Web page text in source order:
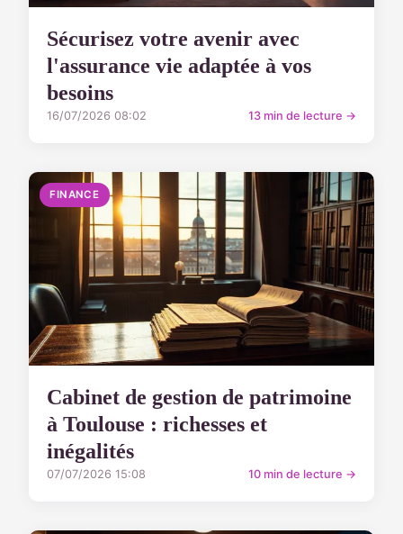
Sécurisez votre avenir avec
l'assurance vie adaptée à vos
besoins
16/07/2026 08:02 13 min de lecture →
FINANCE
Cabinet de gestion de patrimoine
à Toulouse : richesses et
inégalités
07/07/2026 15:08 10 min de lecture →